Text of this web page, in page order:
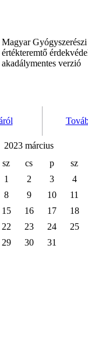
Magyar
értékteremtő
akadálymentes verzió
2023 március
sz cs p
sz
1
2 3
4
8 9 10
11
15 16 17
18
22 23 24
25
29 30 31